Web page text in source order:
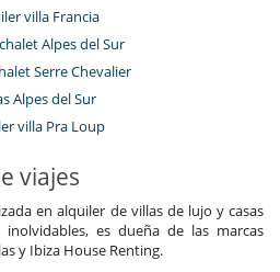
villa Francia
Alpes del Sur
Serre Chevalier
Alpes del Sur
villa Pra Loup
viajes
en alquiler de villas de lujo y casas
es dueña de las marcas
y Ibiza House Renting.